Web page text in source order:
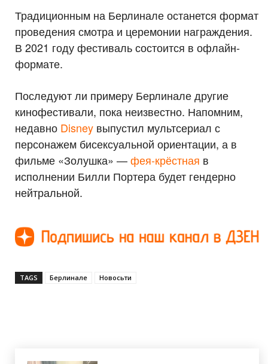
Традиционным на Берлинале останется формат
проведения смотра и церемонии награждения.
В 2021 году фестиваль состоится в офлайн-
формате.
Последуют ли примеру Берлинале другие
кинофестивали, пока неизвестно. Напомним,
недавно Disney выпустил мультсериал с
персонажем бисексуальной ориентации, а в
фильме «Золушка» —фея-крёстная в
исполнении Билли Портера будет гендерно
нейтральной.
TAGS Берлинале Новосьти